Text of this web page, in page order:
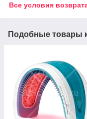
Все условия
Подобные товары